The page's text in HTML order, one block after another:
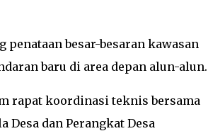
penataan besar-besaran kawasan
baru di area depan alun-alun.
rapat koordinasi teknis bersama
Desa dan Perangkat Desa